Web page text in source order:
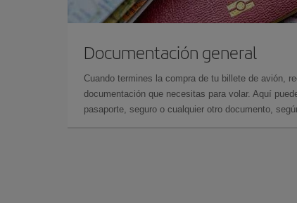
Documentación general
Cuando termines la compra de tu billete de avión,
documentación que necesitas para volar. Aquí
pasaporte, seguro o cualquier otro documento,